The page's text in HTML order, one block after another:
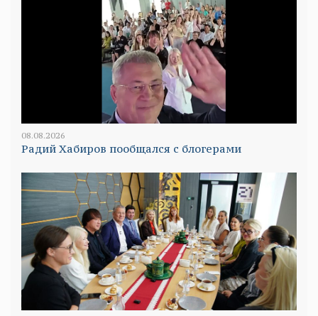
08.08.2026
Радий Хабиров пообщался с блогерами